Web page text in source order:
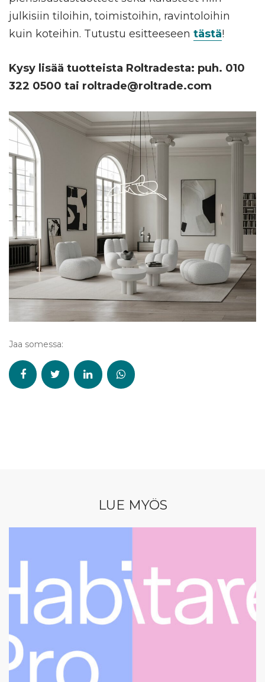
julkisiin tiloihin, toimistoihin, ravintoloihin
kuin koteihin. Tutustu esitteeseen tästä!
Kysy lisää tuotteista Roltradesta: puh. 010
322 0500 tai roltrade@roltrade.com
Jaa somessa:
LUE MYÖS